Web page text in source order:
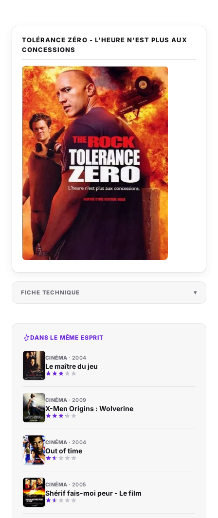
TOLÉRANCE ZÉRO - L'HEURE N'EST PLUS AUX
CONCESSIONS
FICHE TECHNIQUE
DANS LE MÊME ESPRIT
CINÉMA 2004
Le maître du jeu
CINÉMA 2009
X-Men Origins : Wolverine
CINÉMA 2004
Out of time
CINÉMA 2005
Shérif fais-moi peur - Le film